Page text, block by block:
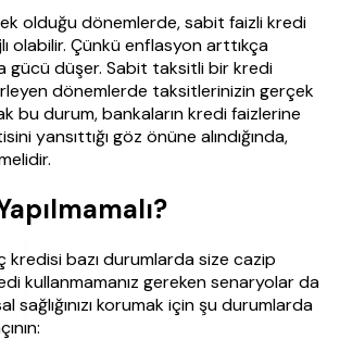
olduğu dönemlerde, sabit faizli kredi
olabilir. Çünkü enflasyon arttıkça
gücü düşer. Sabit taksitli bir kredi
dönemlerde taksitlerinizin gerçek
bu durum, bankaların kredi faizlerine
yansıttığı göz önüne alındığında,
kredisi bazı durumlarda size cazip
kullanmamanız gereken senaryolar da
sağlığınızı korumak için şu durumlarda